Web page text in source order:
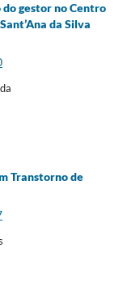
gestor no Centro
da Silva
Transtorno de